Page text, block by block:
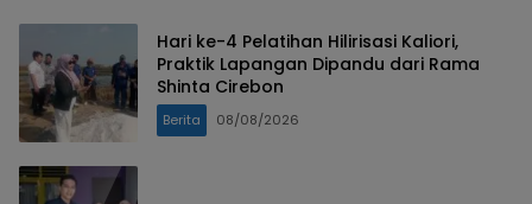
Hari ke-4 Pelatihan Hilirisasi Kaliori,
Praktik Lapangan Dipandu dari Rama
Shinta Cirebon
Berita 08/08/2026